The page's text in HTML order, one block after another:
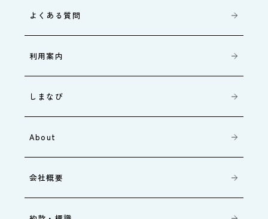
よくある質問
利用案内
しまなび
About
会社概要